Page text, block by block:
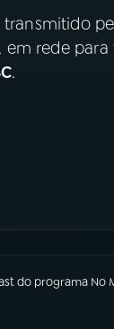
em rede
.
do programa No